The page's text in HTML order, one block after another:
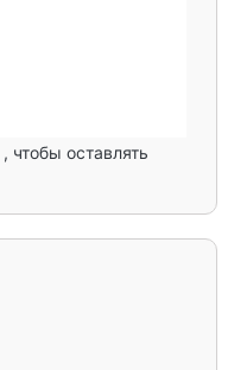
, чтобы оставлять